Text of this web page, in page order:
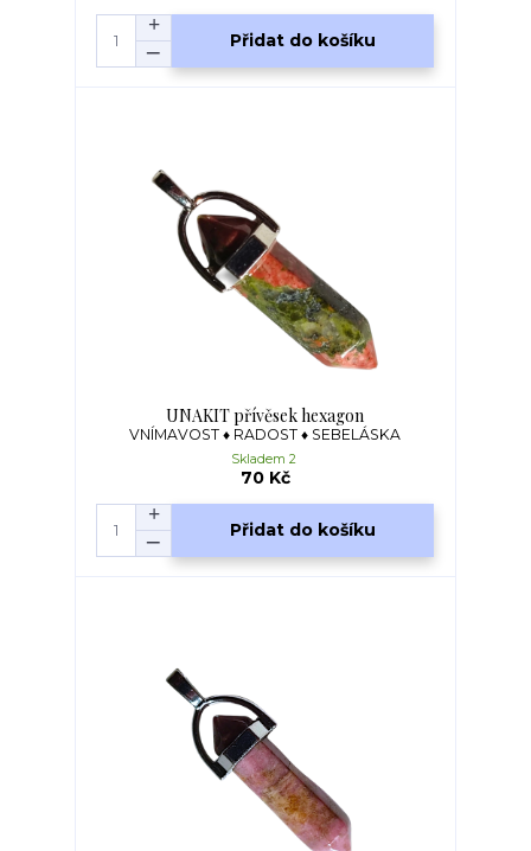
Přidat do košíku
UNAKIT přívěsek hexagon
VNÍMAVOST ♦ RADOST ♦ SEBELÁSKA
70 Kč
Skladem 2
Přidat do košíku